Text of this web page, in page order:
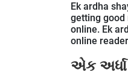
Ek ardha
getting good
online. Ek
online
એક અર્ધા